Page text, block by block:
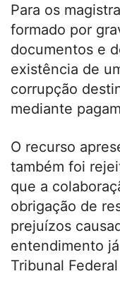
Para os
formado por
documentos e
existência de
corrupção
mediante
O recurso
também foi
que a
obrigação de
prejuízos
entendimento
Tribunal